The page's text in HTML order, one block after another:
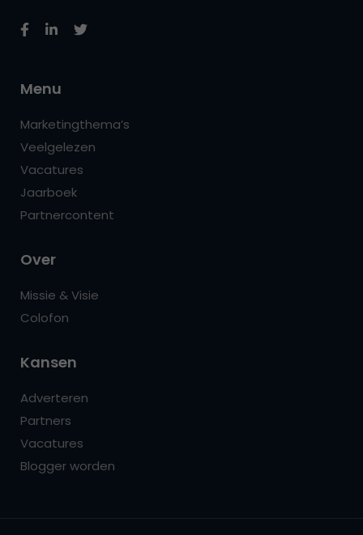
Menu
Marketingthema’s
Veelgelezen
Vacatures
Jaarboek
Partnercontent
Over
Missie & Visie
Colofon
Kansen
Adverteren
Partners
Vacatures
Blogger worden